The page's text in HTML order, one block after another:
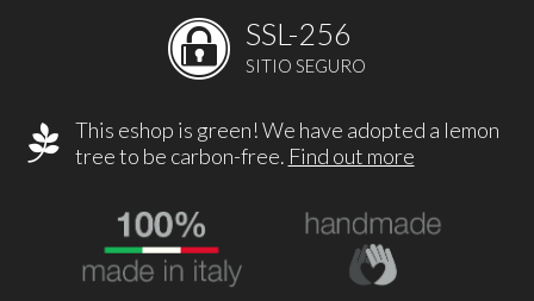
SSL-256
SITIO SEGURO
This eshop is green! We have adopted a lemon
tree to be carbon-free. Find out more